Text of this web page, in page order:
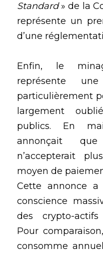
Standard » de la
représente un
d’une
Enfin, le
représente
particulièrement
largement
publics. En
annonçait que
n’accepterait
moyen de
Cette annonce
conscience
des crypto-actifs
Pour
consomme